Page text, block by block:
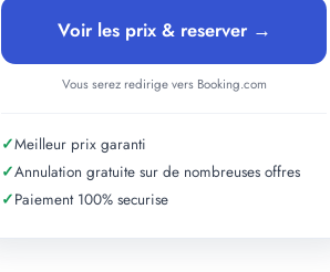
Voir les prix & reserver →
Vous serez redirige vers Booking.com
✓Meilleur prix garanti
✓Annulation gratuite sur de nombreuses offres
✓Paiement 100% securise